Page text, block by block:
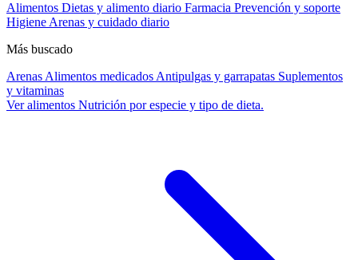
Alimentos Dietas y alimento diario Farmacia Prevención y soporte
Higiene Arenas y cuidado diario
Más buscado
Arenas Alimentos medicados Antipulgas y garrapatas Suplementos
y vitaminas
Ver alimentos Nutrición por especie y tipo de dieta.